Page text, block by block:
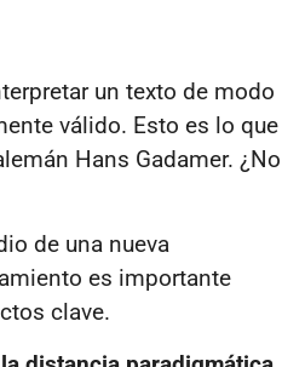
un texto de modo
válido. Esto es lo que
Hans Gadamer. ¿No
de una nueva
es importante
clave.